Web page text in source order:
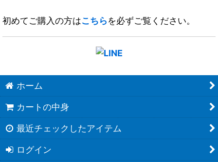
初めてご購入の方はこちらを必ずご覧ください。
ホーム
カートの中身
最近チェックしたアイテム
ログイン